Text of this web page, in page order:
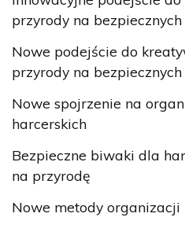
przyrody na
Nowe podejście do
przyrody na
Nowe spojrzenie na
harcerskich
Bezpieczne biwaki dla
na przyrodę
Nowe metody